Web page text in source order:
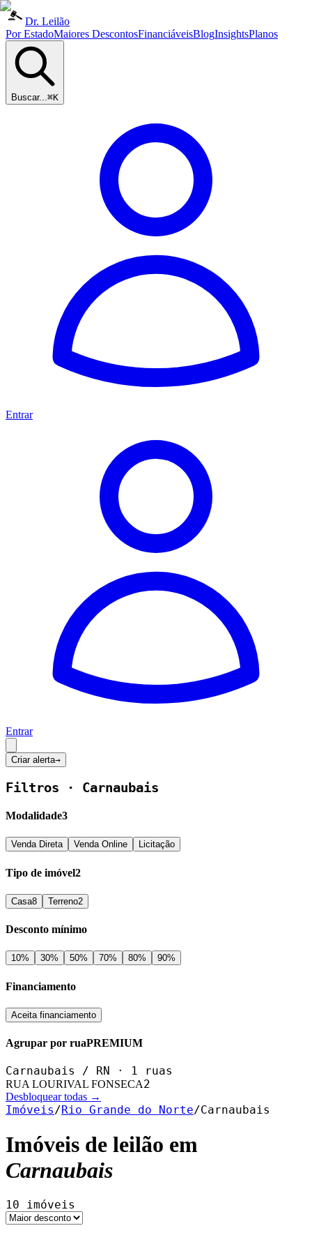
Dr. Leilão
Por EstadoMaiores DescontosFinanciáveisBlogInsightsPlanos
Buscar...⌘K
Entrar
Entrar
Criar alerta→
Filtros · Carnaubais
Modalidade3
Venda Direta Venda Online Licitação
Tipo de imóvel2
Casa8 Terreno2
Desconto mínimo
10% 30% 50% 70% 80% 90%
Financiamento
Aceita financiamento
Agrupar por ruaPREMIUM
Carnaubais / RN · 1 ruas
RUA LOURIVAL FONSECA2
Desbloquear todas →
Imóveis/Rio Grande do Norte/Carnaubais
Imóveis de leilão em
Carnaubais
10 imóveis